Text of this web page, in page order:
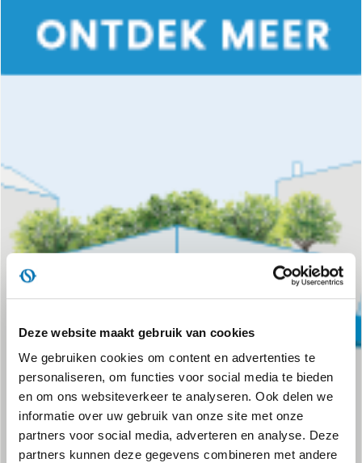
Deze website maakt gebruik van cookies
We gebruiken cookies om content en advertenties te
personaliseren, om functies voor social media te bieden
en om ons websiteverkeer te analyseren. Ook delen we
informatie over uw gebruik van onze site met onze
partners voor social media, adverteren en analyse. Deze
partners kunnen deze gegevens combineren met andere